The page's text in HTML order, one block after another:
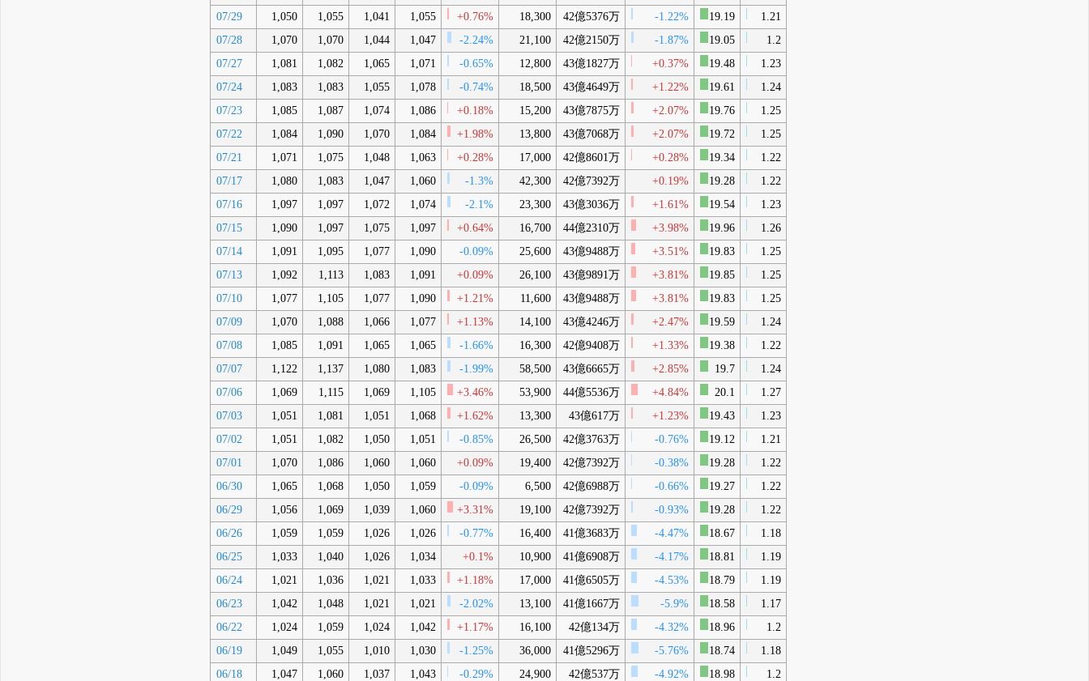
07/29
1,050 1,055 1,041 1,055 +0.76% 18,300 42億5376万 -1.22% 19.19
1.21
07/28
1,070 1,070 1,044 1,047 -2.24% 21,100 42億2150万 -1.87% 19.05
1.2
07/27
1,081 1,082 1,065 1,071 -0.65% 12,800 43億1827万 +0.37% 19.48
1.23
07/24
1,083 1,083 1,055 1,078 -0.74% 18,500 43億4649万 +1.22% 19.61
1.24
07/23
1,085 1,087 1,074 1,086 +0.18% 15,200 43億7875万 +2.07% 19.76
1.25
07/22
1,084 1,090 1,070 1,084 +1.98% 13,800 43億7068万 +2.07% 19.72
1.25
07/21
1,071 1,075 1,048 1,063 +0.28% 17,000 42億8601万 +0.28% 19.34
1.22
07/17
1,080 1,083 1,047 1,060 -1.3% 42,300 42億7392万 +0.19% 19.28
1.22
07/16
1,097 1,097 1,072 1,074 -2.1% 23,300 43億3036万 +1.61% 19.54
1.23
07/15
1,090 1,097 1,075 1,097 +0.64% 16,700 44億2310万 +3.98% 19.96
1.26
07/14
1,091 1,095 1,077 1,090 -0.09% 25,600 43億9488万 +3.51% 19.83
1.25
07/13
1,092 1,113 1,083 1,091 +0.09% 26,100 43億9891万 +3.81% 19.85
1.25
07/10
1,077 1,105 1,077 1,090 +1.21% 11,600 43億9488万 +3.81% 19.83
1.25
07/09
1,070 1,088 1,066 1,077 +1.13% 14,100 43億4246万 +2.47% 19.59
1.24
07/08
1,085 1,091 1,065 1,065 -1.66% 16,300 42億9408万 +1.33% 19.38
1.22
07/07
1,122 1,137 1,080 1,083 -1.99% 58,500 43億6665万 +2.85% 19.7
1.24
07/06
1,069 1,115 1,069 1,105 +3.46% 53,900 44億5536万 +4.84% 20.1
1.27
07/03
1,051 1,081 1,051 1,068 +1.62% 13,300 43億617万 +1.23% 19.43
1.23
07/02
1,051 1,082 1,050 1,051 -0.85% 26,500 42億3763万 -0.76% 19.12
1.21
07/01
1,070 1,086 1,060 1,060 +0.09% 19,400 42億7392万 -0.38% 19.28
1.22
06/30
1,065 1,068 1,050 1,059 -0.09% 6,500 42億6988万 -0.66% 19.27
1.22
06/29
1,056 1,069 1,039 1,060 +3.31% 19,100 42億7392万 -0.93% 19.28
1.22
06/26
1,059 1,059 1,026 1,026 -0.77% 16,400 41億3683万 -4.47% 18.67
1.18
06/25
1,033 1,040 1,026 1,034 +0.1% 10,900 41億6908万 -4.17% 18.81
1.19
06/24
1,021 1,036 1,021 1,033 +1.18% 17,000 41億6505万 -4.53% 18.79
1.19
06/23
1,042 1,048 1,021 1,021 -2.02% 13,100 41億1667万 -5.9% 18.58
1.17
06/22
1,024 1,059 1,024 1,042 +1.17% 16,100 42億134万 -4.32% 18.96
1.2
06/19
1,049 1,055 1,010 1,030 -1.25% 36,000 41億5296万 -5.76% 18.74
1.18
06/18
1,047 1,060 1,037 1,043 -0.29% 24,900 42億537万 -4.92% 18.98
1.2